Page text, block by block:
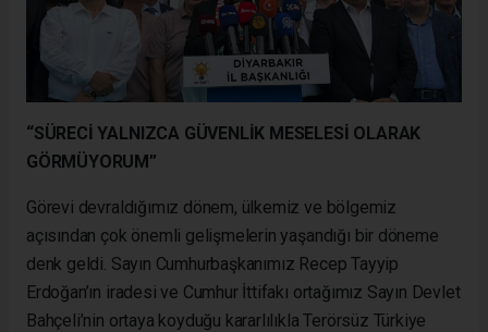
“SÜRECİ YALNIZCA GÜVENLİK MESELESİ OLARAK
GÖRMÜYORUM”
Görevi devraldığımız dönem, ülkemiz ve bölgemiz
açısından çok önemli gelişmelerin yaşandığı bir döneme
denk geldi. Sayın Cumhurbaşkanımız Recep Tayyip
Erdoğan’ın iradesi ve Cumhur İttifakı ortağımız Sayın Devlet
Bahçeli’nin ortaya koyduğu kararlılıkla Terörsüz Türkiye